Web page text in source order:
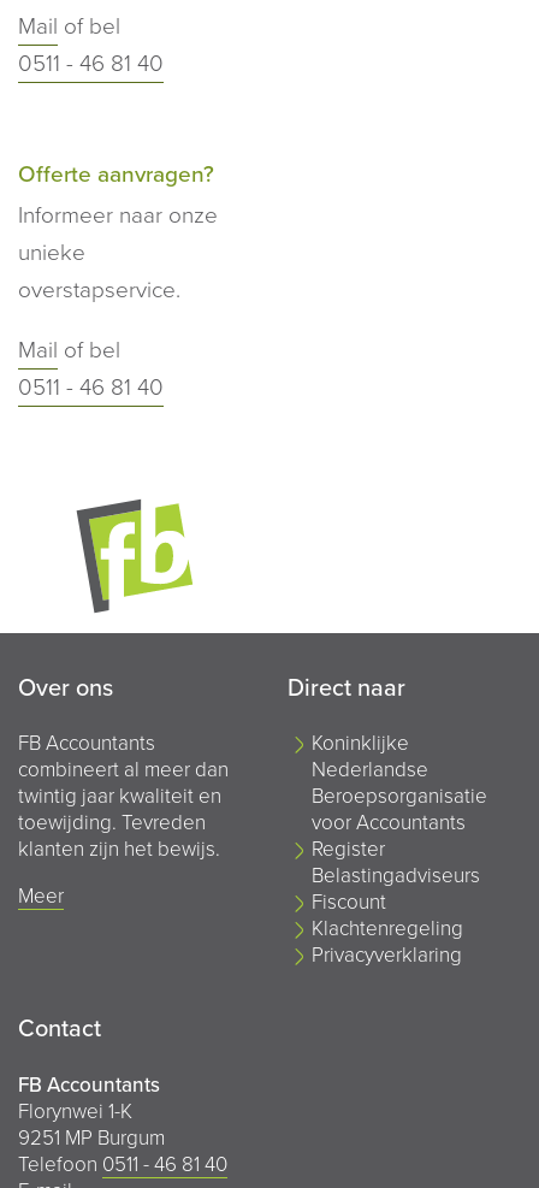
Mail of bel
0511 - 46 81 40
Offerte aanvragen?
Informeer naar onze
unieke
overstapservice.
Mail of bel
0511 - 46 81 40
Over ons
FB Accountants
combineert al meer dan
twintig jaar kwaliteit en
toewijding. Tevreden
klanten zijn het bewijs.
Meer
Direct naar
Koninklijke
Nederlandse
Beroepsorganisatie
voor Accountants
Register
Belastingadviseurs
Fiscount
Klachtenregeling
Privacyverklaring
Contact
FB Accountants
Florynwei 1-K
9251 MP Burgum
Telefoon 0511 - 46 81 40